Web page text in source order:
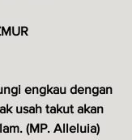
engkau dengan
usah takut akan
(MP. Alleluia)